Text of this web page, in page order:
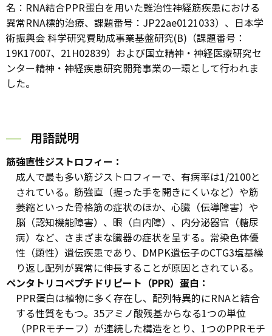
名：RNA結合PPR蛋白を用いた難治性神経筋疾患における
異常RNA標的治療、課題番号：JP22ae0121033）、日本学
術振興会 科学研究費助成事業基盤研究(B)（課題番号：
19K17007、21H02839）および国立精神・神経医療研究セ
ンター精神・神経疾患研究開発事業の一環として行われま
した。
用語説明
筋強直性ジストロフィー：
成人で最も多い筋ジストロフィーで、有病率は1/2100と
されている。筋強直（握った手を開きにくいなど）や筋
萎縮といった骨格筋の症状のほか、心臓（伝導障害）や
脳（認知機能障害）、眼（白内障）、内分泌器官（糖尿
病）など、さまざまな臓器の症状を呈する。常染色体優
性（顕性）遺伝疾患であり、DMPK遺伝子のCTG3塩基繰
り返し配列が異常に伸長することが原因とされている。
ペンタトリコペプチドリピート（PPR）蛋白：
PPR蛋白は植物に多く存在し、配列特異的にRNAと結合
する性質をもつ。35アミノ酸残基からなる1つの単位
（PPRモチーフ）が連続した構造をとり、1つのPPRモチ